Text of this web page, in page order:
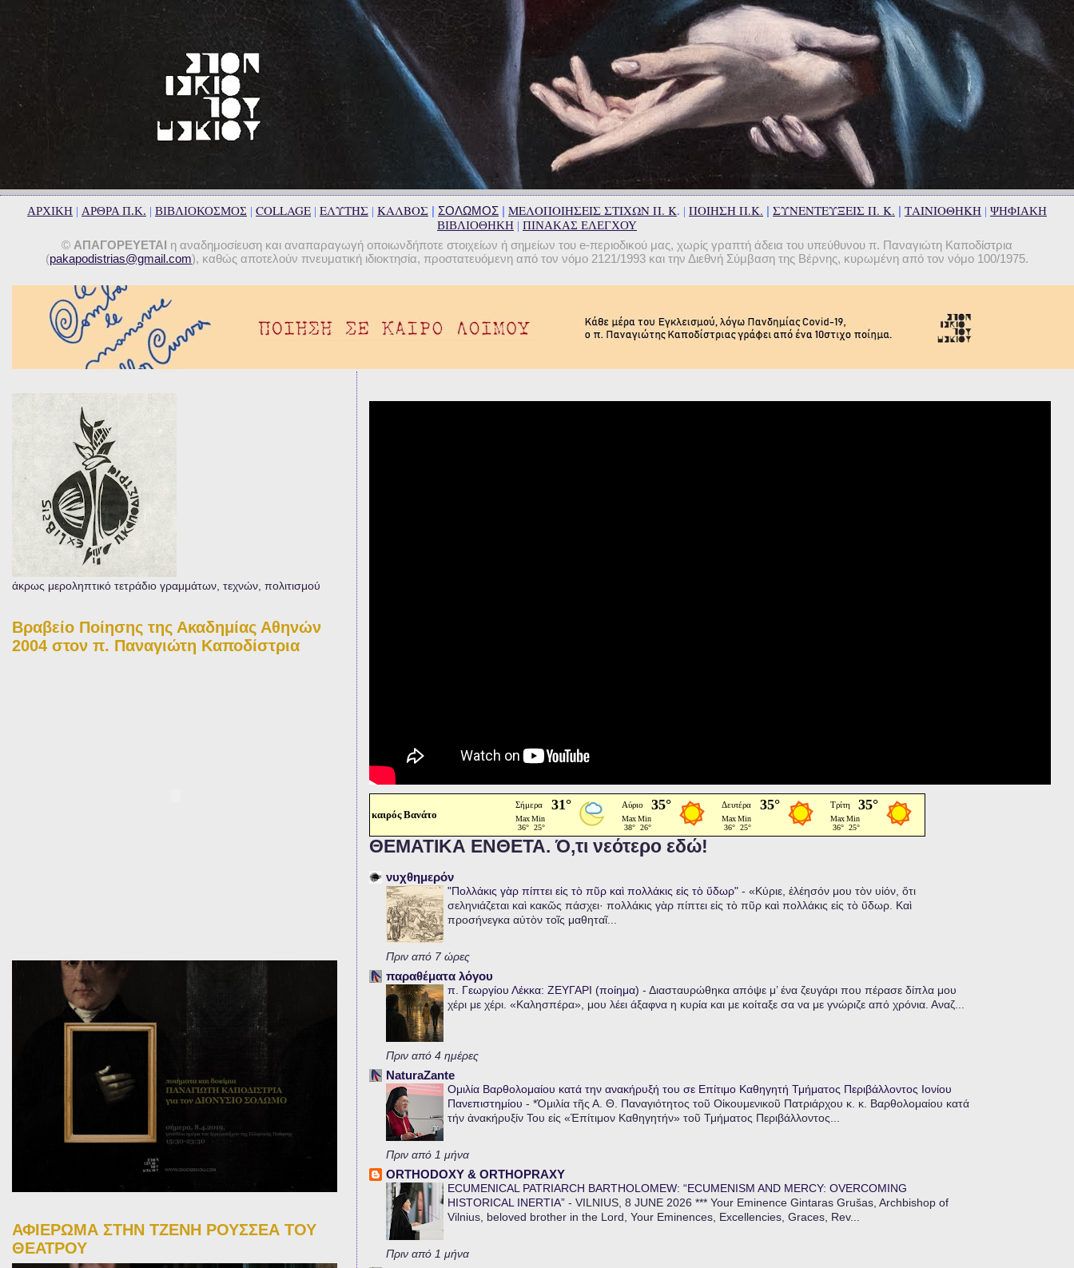
ΑΡΧΙΚΗ | ΑΡΘΡΑ Π.Κ. | ΒΙΒΛΙΟΚΟΣΜΟΣ | COLLAGE | ΕΛΥΤΗΣ | ΚΑΛΒΟΣ | ΣΟΛΩΜΟΣ | ΜΕΛΟΠΟΙΗΣΕΙΣ ΣΤΙΧΩΝ Π. Κ. | ΠΟΙΗΣΗ Π.Κ. | ΣΥΝΕΝΤΕΥΞΕΙΣ Π. Κ. | ΤΑΙΝΙΟΘΗΚΗ | ΨΗΦΙΑΚΗ
ΒΙΒΛΙΟΘΗΚΗ | ΠΙΝΑΚΑΣ ΕΛΕΓΧΟΥ
© ΑΠΑΓΟΡΕΥΕΤΑΙ η αναδημοσίευση και αναπαραγωγή οποιωνδήποτε στοιχείων ή σημείων του e-περιοδικού μας, χωρίς γραπτή άδεια του υπεύθυνου π. Παναγιώτη Καποδίστρια
(pakapodistrias@gmail.com), καθώς αποτελούν πνευματική ιδιοκτησία, προστατευόμενη από τον νόμο 2121/1993 και την Διεθνή Σύμβαση της Βέρνης, κυρωμένη από τον νόμο 100/1975.
καιρός Βανάτο
ΘΕΜΑΤΙΚΑ ΕΝΘΕΤΑ. Ό,τι νεότερο εδώ!
νυχθημερόν
"Πολλάκις γὰρ πίπτει εἰς τὸ πῦρ καὶ πολλάκις εἰς τὸ ὕδωρ" - «Κύριε, ἐλέησόν μου τὸν υἱόν, ὅτι
σεληνιάζεται καὶ κακῶς πάσχει· πολλάκις γὰρ πίπτει εἰς τὸ πῦρ καὶ πολλάκις εἰς τὸ ὕδωρ. Καὶ
προσήνεγκα αὐτὸν τοῖς μαθηταῖ...
Πριν από 7 ώρες
παραθέματα λόγου
π. Γεωργίου Λέκκα: ΖΕΥΓΑΡΙ (ποίημα) - Διασταυρώθηκα απόψε μ’ ένα ζευγάρι που πέρασε δίπλα μου
χέρι με χέρι. «Καλησπέρα», μου λέει άξαφνα η κυρία και με κοίταξε σα να με γνώριζε από χρόνια. Αναζ...
Πριν από 4 ημέρες
NaturaZante
Ομιλία Βαρθολομαίου κατά την ανακήρυξή του σε Επίτιμο Καθηγητή Τμήματος Περιβάλλοντος Ιονίου
Πανεπιστημίου - *Ὁμιλία τῆς Α. Θ. Παναγιότητος τοῦ Οἰκουμενικοῦ Πατριάρχου κ. κ. Βαρθολομαίου κατά
τήν ἀνακήρυξίν Του εἰς «Ἐπίτιμον Καθηγητήν» τοῦ Τμήματος Περιβάλλοντος...
Πριν από 1 μήνα
ORTHODOXY & ORTHOPRAXY
ECUMENICAL PATRIARCH BARTHOLOMEW: “ECUMENISM AND MERCY: OVERCOMING
HISTORICAL INERTIA” - VILNIUS, 8 JUNE 2026 *** Your Eminence Gintaras Grušas, Archbishop of
Vilnius, beloved brother in the Lord, Your Eminences, Excellencies, Graces, Rev...
Πριν από 1 μήνα
άκρως μεροληπτικό τετράδιο γραμμάτων, τεχνών, πολιτισμού
Βραβείο Ποίησης της Ακαδημίας Αθηνών
2004 στον π. Παναγιώτη Καποδίστρια
ΑΦΙΕΡΩΜΑ ΣΤΗΝ ΤΖΕΝΗ ΡΟΥΣΣΕΑ ΤΟΥ
ΘΕΑΤΡΟΥ